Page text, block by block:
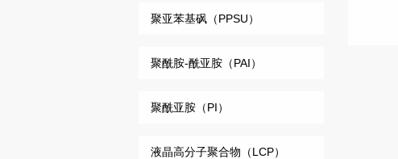
聚亚苯基砜（PPSU）
聚酰胺-酰亚胺（PAI）
聚酰亚胺（PI）
液晶高分子聚合物（LCP）